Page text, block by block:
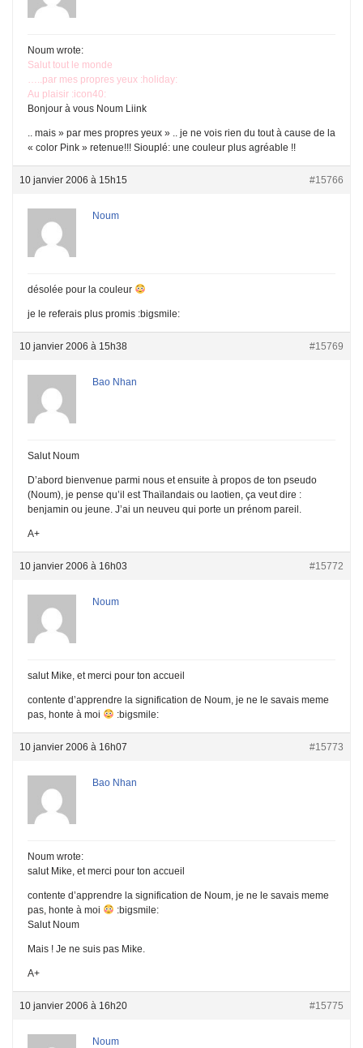
Noum wrote:
Salut tout le monde
…..par mes propres yeux :holiday:
Au plaisir :icon40:
Bonjour à vous Noum Liink
.. mais » par mes propres yeux » .. je ne vois rien du tout à cause de la
« color Pink » retenue!!! Siouplé: une couleur plus agréable !!
10 janvier 2006 à 15h15 #15766
Noum
désolée pour la couleur
je le referais plus promis :bigsmile:
10 janvier 2006 à 15h38 #15769
Bao Nhan
Salut Noum
D’abord bienvenue parmi nous et ensuite à propos de ton pseudo
(Noum), je pense qu’il est Thaïlandais ou laotien, ça veut dire :
benjamin ou jeune. J’ai un neuveu qui porte un prénom pareil.
A+
10 janvier 2006 à 16h03 #15772
Noum
salut Mike, et merci pour ton accueil
contente d’apprendre la signification de Noum, je ne le savais meme
pas, honte à moi
:bigsmile:
10 janvier 2006 à 16h07 #15773
Bao Nhan
Noum wrote:
salut Mike, et merci pour ton accueil
contente d’apprendre la signification de Noum, je ne le savais meme
pas, honte à moi
:bigsmile:
Salut Noum
Mais ! Je ne suis pas Mike.
A+
10 janvier 2006 à 16h20 #15775
Noum